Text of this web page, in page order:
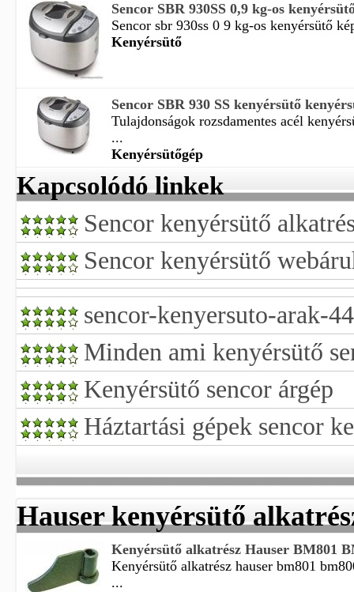
Sencor SBR 930SS 0,9 kg-os
Sencor sbr 930ss 0 9 kg-os kenyérsütő
Kenyérsütő
Sencor SBR 930 SS kenyérsütő
Tulajdonságok rozsdamentes acél
...
Kenyérsütőgép
Kapcsolódó linkek
Sencor kenyérsütő
Sencor kenyérsütő
sencor-kenyersuto-arak-
Minden ami kenyérsütő
Kenyérsütő sencor árgép
Háztartási gépek sencor
Hauser kenyérsütő
Kenyérsütő alkatrész Hauser BM801
Kenyérsütő alkatrész hauser bm801
...